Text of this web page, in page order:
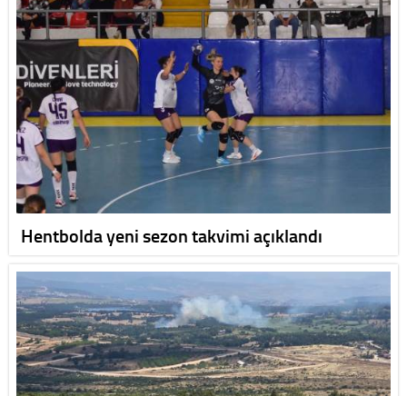
Hentbolda yeni sezon takvimi açıklandı